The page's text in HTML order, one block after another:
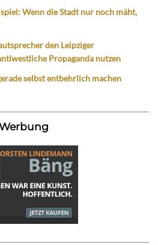
Wenn die Stadt nur noch mäht,
den Leipziger
Propaganda nutzen
selbst entbehrlich machen